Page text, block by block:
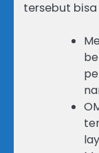
tersebut